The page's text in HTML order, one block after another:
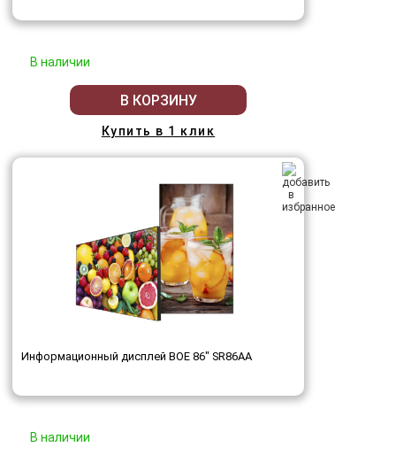
В наличии
В КОРЗИНУ
Купить в 1 клик
Информационный дисплей BOE 86" SR86AA
В наличии